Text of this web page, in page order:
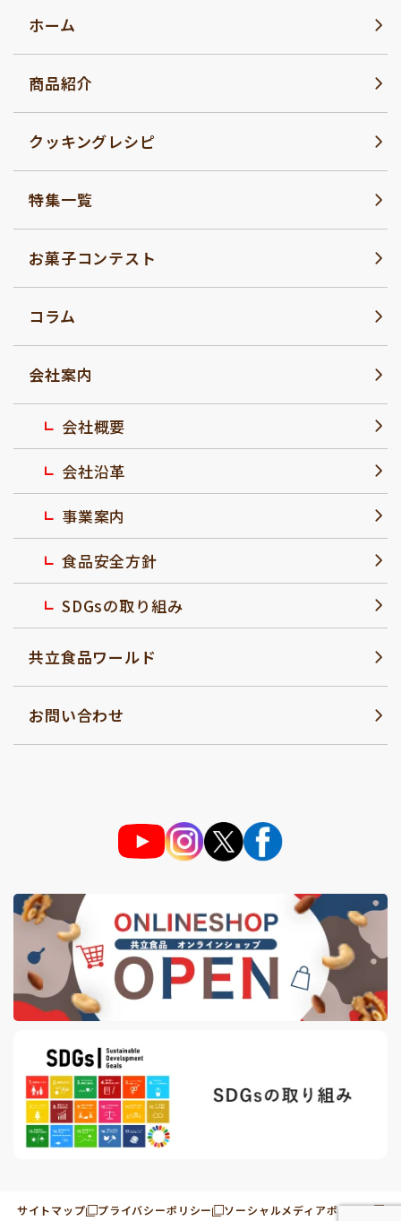
ホーム
商品紹介
クッキングレシピ
特集一覧
お菓子コンテスト
コラム
会社案内
会社概要
会社沿革
事業案内
食品安全方針
SDGsの取り組み
共立食品ワールド
お問い合わせ
サイトマップ プライバシーポリシー ソーシャルメディアポリシー